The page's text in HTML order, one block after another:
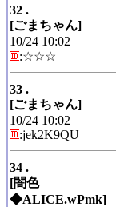
32 .
[ごまちゃん]
10/24 10:02
:☆☆☆
33 .
[ごまちゃん]
10/24 10:02
:jek2K9QU
34 .
[闇色
◆ALICE.wPmk]